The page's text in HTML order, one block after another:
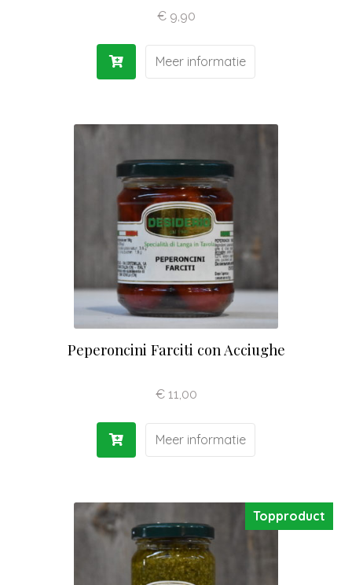
€9,90
Meer informatie
Peperoncini Farciti con Acciughe
€11,00
Meer informatie
Topproduct